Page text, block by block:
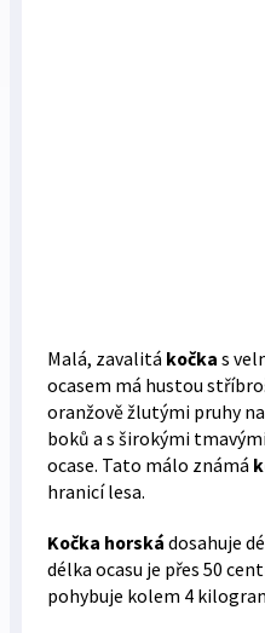
Malá, zavalitá kočka s
ocasem má hustou
oranžově žlutými pruhy
boků a s širokými
ocase. Tato málo známá
hranicí lesa.
Kočka horská dosahuje
délka ocasu je přes 50
pohybuje kolem 4